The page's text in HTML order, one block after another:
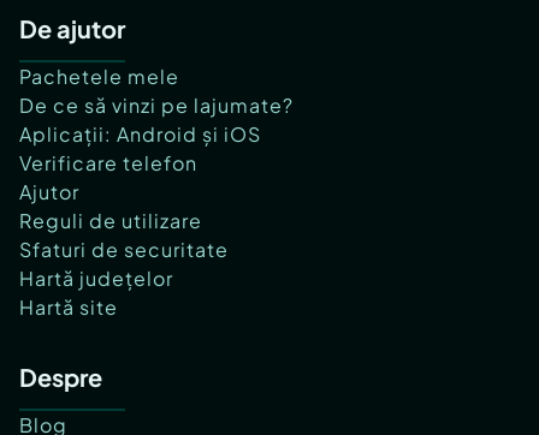
De ajutor
Pachetele mele
De ce să vinzi pe lajumate?
Aplicații: Android și iOS
Verificare telefon
Ajutor
Reguli de utilizare
Sfaturi de securitate
Hartă județelor
Hartă site
Despre
Blog